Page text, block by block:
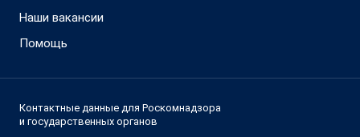
Наши вакансии
Помощь
Контактные данные для Роскомнадзора
и государственных органов